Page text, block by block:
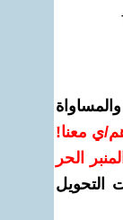
ي معنا!
الحر
التحويل